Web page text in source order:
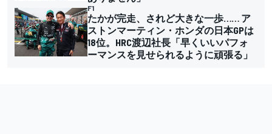
F1
たかが完走、されど大きな一歩…… ア
ストンマーティン・ホンダの日本GPは
18位。HRC渡辺社長「早くいいパフォ
ーマンスを見せられるように頑張る」